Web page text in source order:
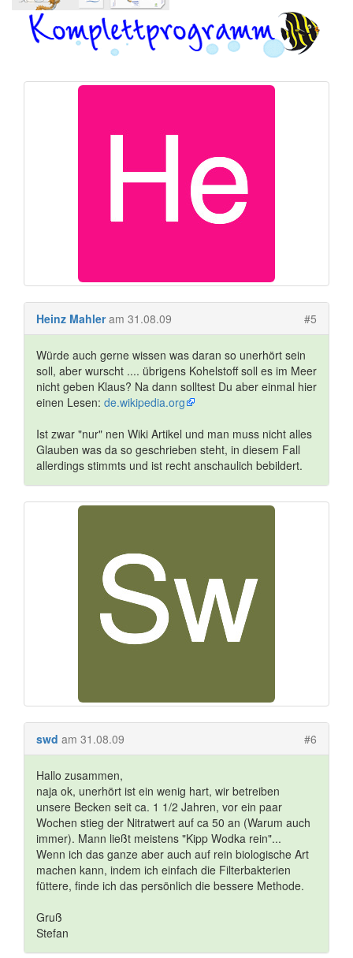
Heinz Mahler am 31.08.09 #5
Würde auch gerne wissen was daran so unerhört sein
soll, aber wurscht .... übrigens Kohelstoff soll es im Meer
nicht geben Klaus? Na dann solltest Du aber einmal hier
einen Lesen: de.wikipedia.org
Ist zwar "nur" nen Wiki Artikel und man muss nicht alles
Glauben was da so geschrieben steht, in diesem Fall
allerdings stimmts und ist recht anschaulich bebildert.
swd am 31.08.09 #6
Hallo zusammen,
naja ok, unerhört ist ein wenig hart, wir betreiben
unsere Becken seit ca. 1 1/2 Jahren, vor ein paar
Wochen stieg der Nitratwert auf ca 50 an (Warum auch
immer). Mann ließt meistens "Kipp Wodka rein"...
Wenn ich das ganze aber auch auf rein biologische Art
machen kann, indem ich einfach die Filterbakterien
füttere, finde ich das persönlich die bessere Methode.
Gruß
Stefan